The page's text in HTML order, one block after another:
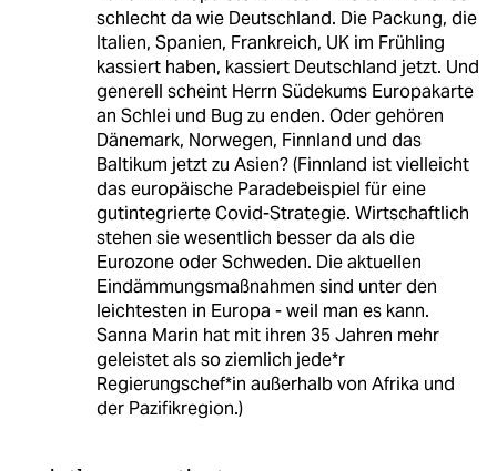
schlecht da wie Deutschland. Die Packung, die
Italien, Spanien, Frankreich, UK im Frühling
kassiert haben, kassiert Deutschland jetzt. Und
generell scheint Herrn Südekums Europakarte
an Schlei und Bug zu enden. Oder gehören
Dänemark, Norwegen, Finnland und das
Baltikum jetzt zu Asien? (Finnland ist vielleicht
das europäische Paradebeispiel für eine
gutintegrierte Covid-Strategie. Wirtschaftlich
stehen sie wesentlich besser da als die
Eurozone oder Schweden. Die aktuellen
Eindämmungsmaßnahmen sind unter den
leichtesten in Europa - weil man es kann.
Sanna Marin hat mit ihren 35 Jahren mehr
geleistet als so ziemlich jede*r
Regierungschef*in außerhalb von Afrika und
der Pazifikregion.)